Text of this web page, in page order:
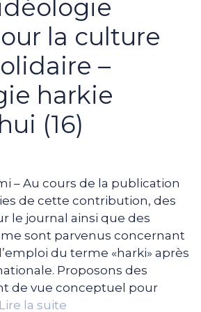
la culture
–
harkie
(16)
– Au cours de la publication
de cette contribution, des
le journal ainsi que des
sont parvenus concernant
du terme «harki» après
Proposons des
de vue conceptuel pour
Lire la suite